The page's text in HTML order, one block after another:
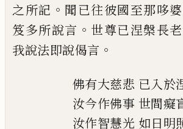
之所記 。 聞已往彼國至那哆
笈多所說言 。 世尊已涅槃長
我說法即說偈言 。
佛有大慈悲 已入於
汝今作佛事 世間癡
汝作智慧光 如日明